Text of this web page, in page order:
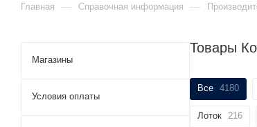
Главная — Справочная информация —
Товары
Все 4180
Лоток 216
Магазины
Условия оплаты